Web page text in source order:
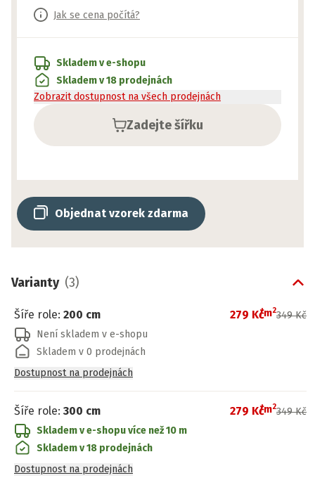
Jak se cena počítá?
Zadejte šířku
Skladem v e-shopu
Skladem v 18 prodejnách
Zobrazit dostupnost na všech prodejnách
Objednat vzorek zdarma
Varianty (3)
Šíře role: 200 cm 279 Kč
/m2349 Kč
Není skladem v e-shopu
Skladem v 0 prodejnách
Dostupnost na prodejnách
Šíře role: 300 cm 279 Kč
/m2349 Kč
Skladem v e-shopuvíce než 10 m
Skladem v 18 prodejnách
Dostupnost na prodejnách